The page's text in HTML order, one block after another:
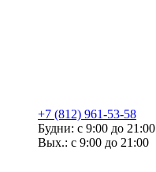
+7 (812) 961-53-58
Будни: с 9:00 до 21:00
Вых.: с 9:00 до 21:00